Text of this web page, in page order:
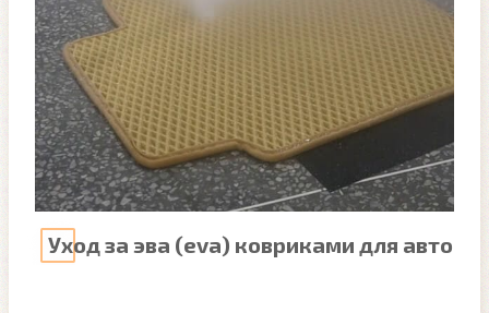
Уход за эва (eva) ковриками для авто